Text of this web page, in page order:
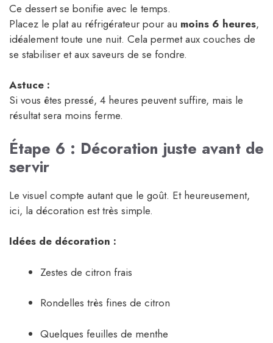
Ce dessert se bonifie avec le temps.
Placez le plat au réfrigérateur pour au moins 6 heures,
idéalement toute une nuit. Cela permet aux couches de
se stabiliser et aux saveurs de se fondre.
Astuce :
Si vous êtes pressé, 4 heures peuvent suffire, mais le
résultat sera moins ferme.
Étape 6 : Décoration juste avant de
servir
Le visuel compte autant que le goût. Et heureusement,
ici, la décoration est très simple.
Idées de décoration :
Zestes de citron frais
Rondelles très fines de citron
Quelques feuilles de menthe